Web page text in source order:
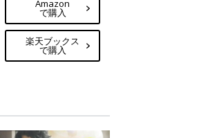
Amazon
で購入
楽天ブックス
で購入